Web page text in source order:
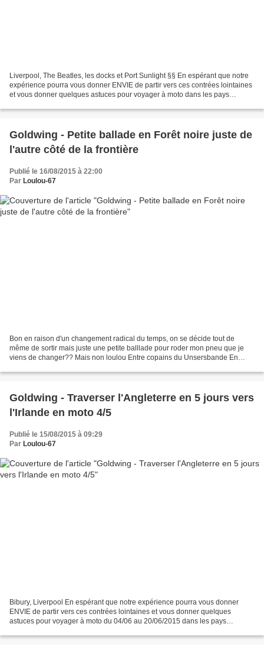
Liverpool, The Beatles, les docks et Port Sunlight §§ En espérant que notre
expérience pourra vous donner ENVIE de partir vers ces contrées lointaines
et vous donner quelques astuces pour voyager à moto dans les pays
Goldwing - Petite ballade en Forêt noire juste de
l'autre côté de la frontière
Publié le 16/08/2015 à 22:00
Par Loulou-67
Bon en raison d'un changement radical du temps, on se décide tout de
même de sortir mais juste une petite balllade pour roder mon pneu que je
viens de changer?? Mais non loulou Entre copains du Unsersbande En
Goldwing - Traverser l'Angleterre en 5 jours vers
l'Irlande en moto 4/5
Publié le 15/08/2015 à 09:29
Par Loulou-67
Bibury, Liverpool En espérant que notre expérience pourra vous donner
ENVIE de partir vers ces contrées lointaines et vous donner quelques
astuces pour voyager à moto du 04/06 au 20/06/2015 dans les pays